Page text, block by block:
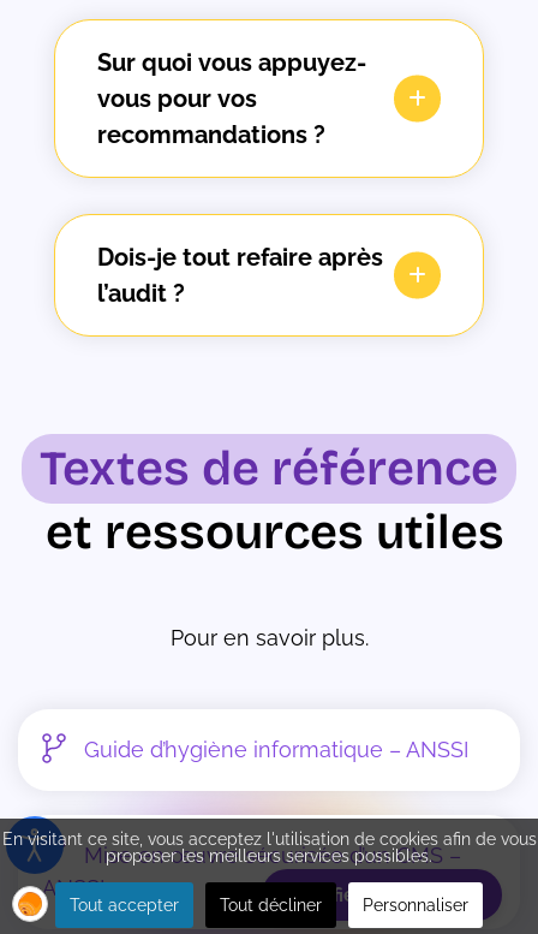
Sur quoi vous appuyez-
vous pour vos
recommandations ?
Dois-je tout refaire après
l’audit ?
Guide d’hygiène informatique – ANSSI
Mise en œuvre sécurisée d’un CMS –
ANSSI
Textes de référence
et ressources utiles
Pour en savoir plus.
Planifiez votre rdv
En visitant ce site, vous acceptez l'utilisation de cookies afin de vous
proposer les meilleurs services possibles.
Tout accepter Tout décliner Personnaliser